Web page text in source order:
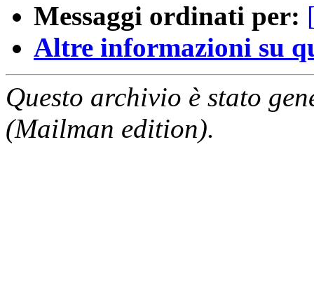
Messaggi ordinati per:
Altre informazioni su
Questo archivio è stato
(Mailman edition).